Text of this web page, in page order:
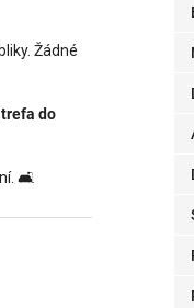
Žádné
trefa do
🛋️